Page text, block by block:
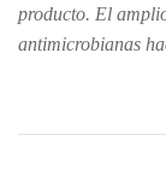
producto. El
antimicrobianas